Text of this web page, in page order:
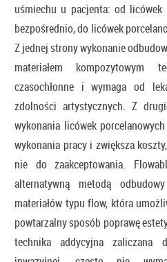
uśmiechu u pacjenta: od licówek
bezpośrednio, do licówek
Z jednej strony wykonanie
materiałem kompozytowym
czasochłonne i wymaga od
zdolności artystycznych. Z
wykonania licówek
wykonania pracy i zwiększa
nie do zaakceptowania.
alternatywną metodą
materiałów typu flow, która
powtarzalny sposób poprawę
technika addycyjna zaliczana